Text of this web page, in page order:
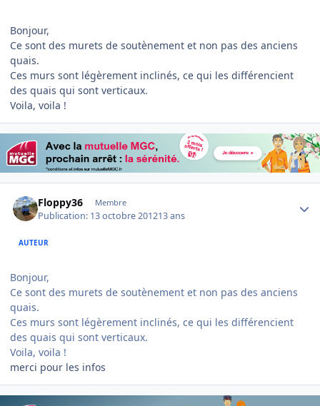
Bonjour,
Ce sont des murets de soutènement et non pas des anciens
quais.
Ces murs sont légèrement inclinés, ce qui les différencient
des quais qui sont verticaux.
Voila, voila !
Floppy36 Membre
Publication: 13 octobre 201213 ans
AUTEUR
Bonjour,
Ce sont des murets de soutènement et non pas des anciens
quais.
Ces murs sont légèrement inclinés, ce qui les différencient
des quais qui sont verticaux.
Voila, voila !
merci pour les infos